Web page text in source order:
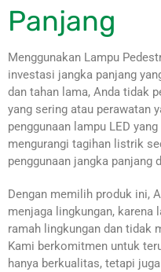
Panjang
Menggunakan Lampu
investasi jangka panjang
dan tahan lama, Anda tidak
yang sering atau perawatan
penggunaan lampu LED
mengurangi tagihan listrik
penggunaan jangka panjang
Dengan memilih produk ini,
menjaga lingkungan, karena
ramah lingkungan dan tidak
Kami berkomitmen untuk
hanya berkualitas, tetapi